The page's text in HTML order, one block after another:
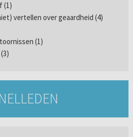
(1)
vertellen over geaardheid (4)
(1)